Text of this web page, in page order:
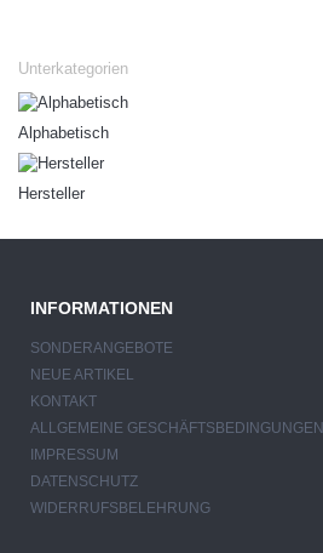
Unterkategorien
Alphabetisch
Hersteller
INFORMATIONEN
SONDERANGEBOTE
NEUE ARTIKEL
KONTAKT
ALLGEMEINE GESCHÄFTSBEDINGUNGEN
IMPRESSUM
DATENSCHUTZ
WIDERRUFSBELEHRUNG